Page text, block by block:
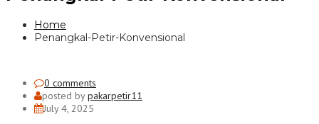
Home
Penangkal-Petir-Konvensional
0 comments
posted bypakarpetir11
July 4, 2025